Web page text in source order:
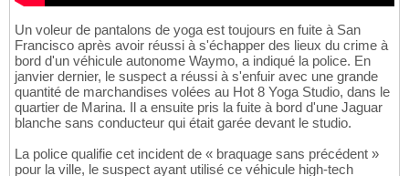
Un voleur de pantalons de yoga est toujours en fuite à San
Francisco après avoir réussi à s'échapper des lieux du crime à
bord d'un véhicule autonome Waymo, a indiqué la police. En
janvier dernier, le suspect a réussi à s'enfuir avec une grande
quantité de marchandises volées au Hot 8 Yoga Studio, dans le
quartier de Marina. Il a ensuite pris la fuite à bord d'une Jaguar
blanche sans conducteur qui était garée devant le studio.
La police qualifie cet incident de « braquage sans précédent »
pour la ville, le suspect ayant utilisé ce véhicule high-tech